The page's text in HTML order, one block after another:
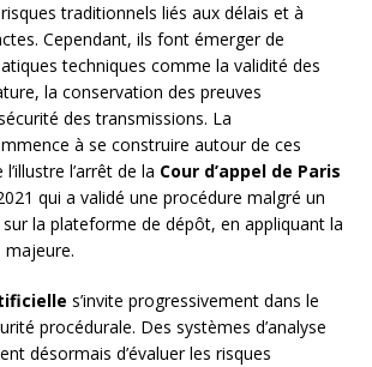
traditionnels liés aux délais et à
Cependant, ils font émerger de
techniques comme la validité des
la conservation des preuves
des transmissions. La
à se construire autour de ces
l’arrêt de la Cour d’appel de Paris
qui a validé une procédure malgré un
la plateforme de dépôt, en appliquant la
s’invite progressivement dans le
procédurale. Des systèmes d’analyse
désormais d’évaluer les risques